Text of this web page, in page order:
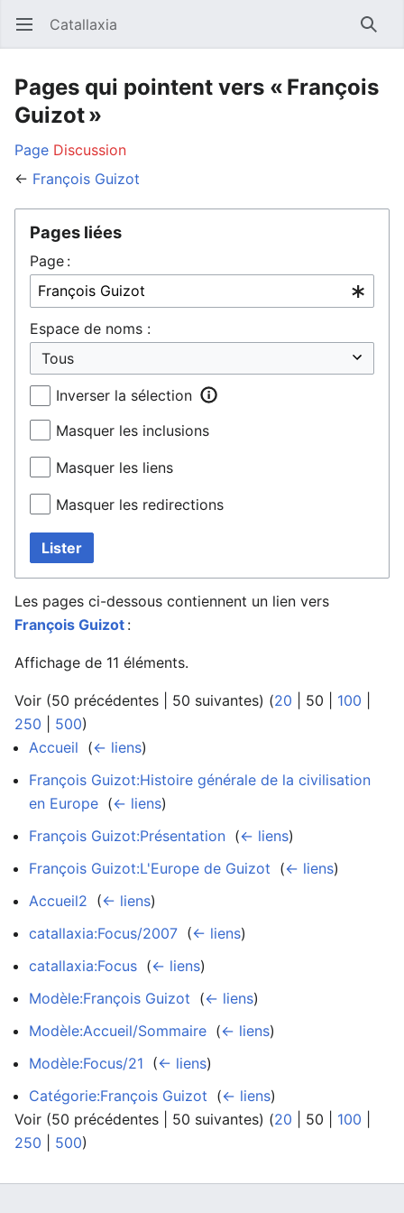
Ouvrir le menu principal Catallaxia
Pages qui pointent vers « François
Guizot »
Page Discussion
← François Guizot
Pages liées
Page :
Espace de noms :
Inverser la sélection
Masquer les inclusions
Masquer les liens
Masquer les redirections
Lister
Les pages ci-dessous contiennent un lien vers
François Guizot :
Affichage de 11 éléments.
Voir (50 précédentes 50 suivantes) (20 50 100
250
500)
Accueil (← liens)
François Guizot:Histoire générale de la civilisation
en Europe (← liens)
François Guizot:Présentation (← liens)
François Guizot:L'Europe de Guizot (← liens)
Accueil2 (← liens)
catallaxia:Focus/2007 (← liens)
catallaxia:Focus (← liens)
Modèle:François Guizot (← liens)
Modèle:Accueil/Sommaire (← liens)
Modèle:Focus/21 (← liens)
Catégorie:François Guizot (← liens)
Voir (50 précédentes 50 suivantes) (20 50 100
250
500)